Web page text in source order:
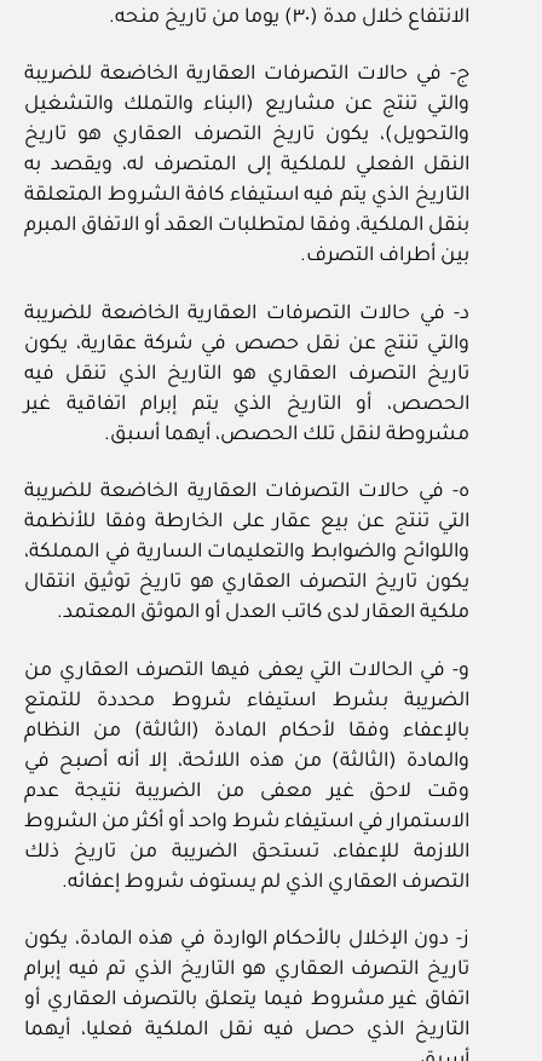
الانتفاع خلال مدة (٣٠) يوما من تاريخ منحه.
ج‏- في حالات التصرفات العقارية الخاضعة للضريبة
والتي تنتج عن مشاريع (البناء والتملك والتشغيل
والتحويل)، يكون تاريخ التصرف العقاري هو تاريخ
النقل الفعلي للملكية إلى المتصرف له، ويقصد به
التاريخ الذي يتم فيه استيفاء كافة الشروط المتعلقة
بنقل الملكية، وفقا لمتطلبات العقد أو الاتفاق المبرم
بين أطراف التصرف.
د‏- في حالات التصرفات العقارية الخاضعة للضريبة
والتي تنتج عن نقل حصص في شركة عقارية، يكون
تاريخ التصرف العقاري هو التاريخ الذي تنقل فيه
الحصص، أو التاريخ الذي يتم إبرام اتفاقية غير
مشروطة لنقل تلك الحصص، أيهما أسبق.
ه‏- في حالات التصرفات العقارية الخاضعة للضريبة
التي تنتج عن بيع عقار على الخارطة وفقا للأنظمة
واللوائح والضوابط والتعليمات السارية في المملكة،
يكون تاريخ التصرف العقاري هو تاريخ توثيق انتقال
ملكية العقار لدى كاتب العدل أو الموثق المعتمد.
و‏- في الحالات التي يعفى فيها التصرف العقاري من
الضريبة بشرط استيفاء شروط محددة للتمتع
بالإعفاء وفقا لأحكام المادة (الثالثة) من النظام
والمادة (الثالثة) من هذه اللائحة، إلا أنه أصبح في
وقت لاحق غير معفى من الضريبة نتيجة عدم
الاستمرار في استيفاء شرط واحد أو أكثر من الشروط
اللازمة للإعفاء، تستحق الضريبة من تاريخ ذلك
التصرف العقاري الذي لم يستوف شروط إعفائه.
ز‏- دون الإخلال بالأحكام الواردة في هذه المادة، يكون
تاريخ التصرف العقاري هو التاريخ الذي تم فيه إبرام
اتفاق غير مشروط فيما يتعلق بالتصرف العقاري أو
التاريخ الذي حصل فيه نقل الملكية فعليا، أيهما